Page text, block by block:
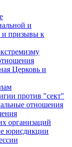
и
и призывы к
Церковь и
против "сект"
отношения
организаций
юрисдикции